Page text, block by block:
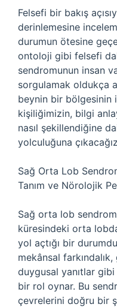
Felsefi bir bakış
derinlemesine
durumun ötesine
ontoloji gibi felsefi
sendromunun insan
sorgulamak oldukça
beynin bir bölgesinin
kişiliğimizin, bilgi
nasıl şekillendiğine
yolculuğuna
Sağ Orta Lob
Tanım ve Nörolojik
Sağ orta lob
küresindeki orta
yol açtığı bir
mekânsal
duygusal yanıtlar
bir rol oynar. Bu
çevrelerini doğru bir